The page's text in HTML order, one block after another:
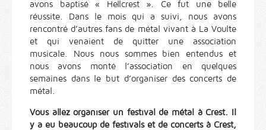
avons baptisé « Hellcrest ». Ce fut une belle
réussite. Dans le mois qui a suivi, nous avons
rencontré d’autres fans de métal vivant à La Voulte
et qui venaient de quitter une association
musicale. Nous nous sommes bien entendus et
nous avons monté l’association en quelques
semaines dans le but d’organiser des concerts de
métal.
Vous allez organiser un festival de métal à Crest. Il
y a eu beaucoup de festivals et de concerts à Crest,